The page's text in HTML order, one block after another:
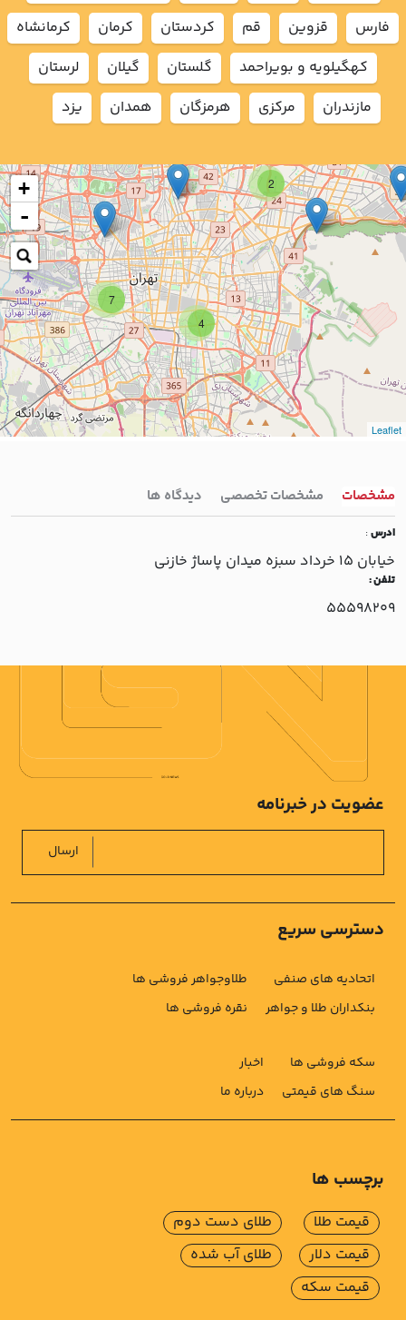
7
2
4
+
-
Leaflet
فارس
قزوين قم كردستان كرمان
كرمانشاه
كهگيلويه و بويراحمد
گلستان گيلان
لرستان
مازندران
مركزي هرمزگان همدان يزد
مشخصات مشخصات تخصصی دیدگاه ها
ادرس:
خيابان 15 خرداد سبزه ميدان پاساژ خازني
تلفن :
55598209
دسترسی سریع
اتحادیه های صنفی
بنکداران طلا و جواهر
طلاوجواهر فروشی ها
نقره فروشی ها
سکه فروشی ها
سنگ های قیمتی
اخبار
درباره ما
عضویت در خبرنامه
ارسال
برچسب ها
قیمت طلا
قیمت دلار
قیمت سکه
طلای دست دوم
طلای آب شده